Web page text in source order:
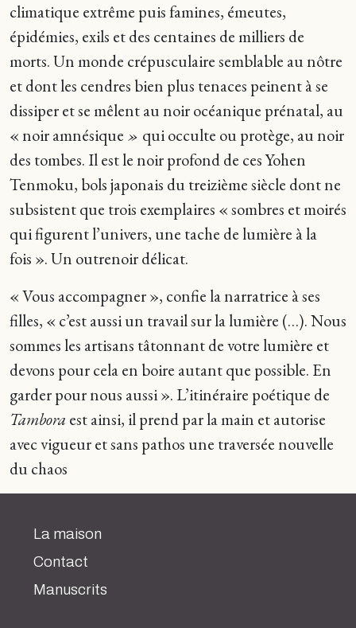
climatique extrême puis famines, émeutes,
épidémies, exils et des centaines de milliers de
morts. Un monde crépusculaire semblable au nôtre
et dont les cendres bien plus tenaces peinent à se
dissiper et se mêlent au noir océanique prénatal, au
« noir amnésique » qui occulte ou protège, au noir
des tombes. Il est le noir profond de ces Yohen
Tenmoku, bols japonais du treizième siècle dont ne
subsistent que trois exemplaires « sombres et moirés
qui figurent l’univers, une tache de lumière à la
fois ». Un outrenoir délicat.
« Vous accompagner », confie la narratrice à ses
filles, « c’est aussi un travail sur la lumière (…). Nous
sommes les artisans tâtonnant de votre lumière et
devons pour cela en boire autant que possible. En
garder pour nous aussi ». L’itinéraire poétique de
Tambora est ainsi, il prend par la main et autorise
avec vigueur et sans pathos une traversée nouvelle
du chaos
La maison
Contact
Manuscrits